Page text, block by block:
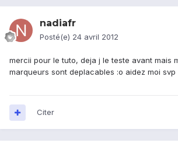
nadiafr
Posté(e) 24 avril 2012
mercii pour le tuto, deja j le teste avant mais
marqueurs sont deplacables :o aidez moi svp
Citer